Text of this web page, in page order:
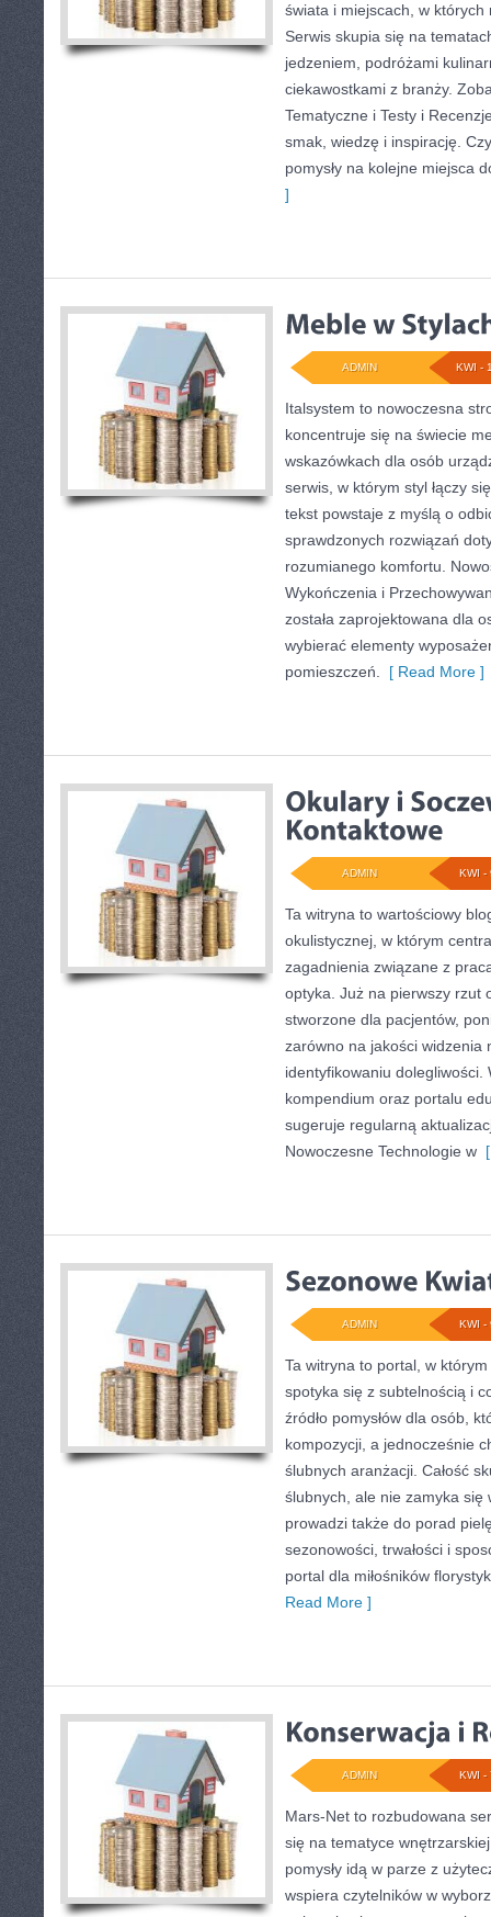
świata i miejscach, w
Serwis skupia się na
jedzeniem, podróżami
ciekawostkami z branży.
Tematyczne i Testy i
smak, wiedzę i inspirację.
pomysły na kolejne miejsca
]
KWI -
ADMIN
Italsystem to nowoczesna
koncentruje się na świecie
wskazówkach dla osób
serwis, w którym styl łączy
tekst powstaje z myślą o
sprawdzonych rozwiązań
rozumianego komfortu.
Wykończenia i
została zaprojektowana dla
wybierać elementy
pomieszczeń.
[ Read More ]
KWI -
ADMIN
Ta witryna to wartościowy
okulistycznej, w którym
zagadnienia związane z
optyka. Już na pierwszy rzut
stworzone dla pacjentów,
zarówno na jakości widzenia
identyfikowaniu dolegliwości.
kompendium oraz portalu
sugeruje regularną
Nowoczesne Technologie w
KWI -
ADMIN
Ta witryna to portal, w
spotyka się z subtelnością i
źródło pomysłów dla osób,
kompozycji, a jednocześnie
ślubnych aranżacji. Całość
ślubnych, ale nie zamyka się
prowadzi także do porad
sezonowości, trwałości i
portal dla miłośników
Read More ]
KWI -
ADMIN
Mars-Net to rozbudowana
się na tematyce
pomysły idą w parze z
wspiera czytelników w